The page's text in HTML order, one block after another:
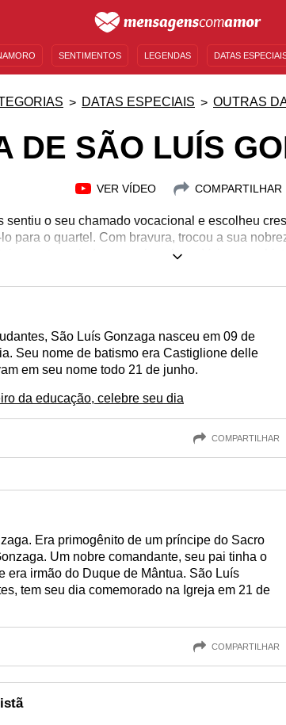
SENTIMENTOS LEGENDAS DATAS
DATAS ESPECIAIS OUTRAS
DE SÃO LUÍS
VER VÍDEO COMPARTILHAR
sentiu o seu chamado vocacional e escolheu
para o quartel. Com bravura, trocou a sua
a ajudar os mais pobres. Veja a sua
São Luís Gonzaga nasceu em 09 de
Seu nome de batismo era Castiglione delle
em seu nome todo 21 de junho.
da educação, celebre seu dia
COMPARTILHAR
Era primogênito de um príncipe do Sacro
Um nobre comandante, seu pai tinha o
era irmão do Duque de Mântua. São Luís
tem seu dia comemorado na Igreja em 21 de
COMPARTILHAR